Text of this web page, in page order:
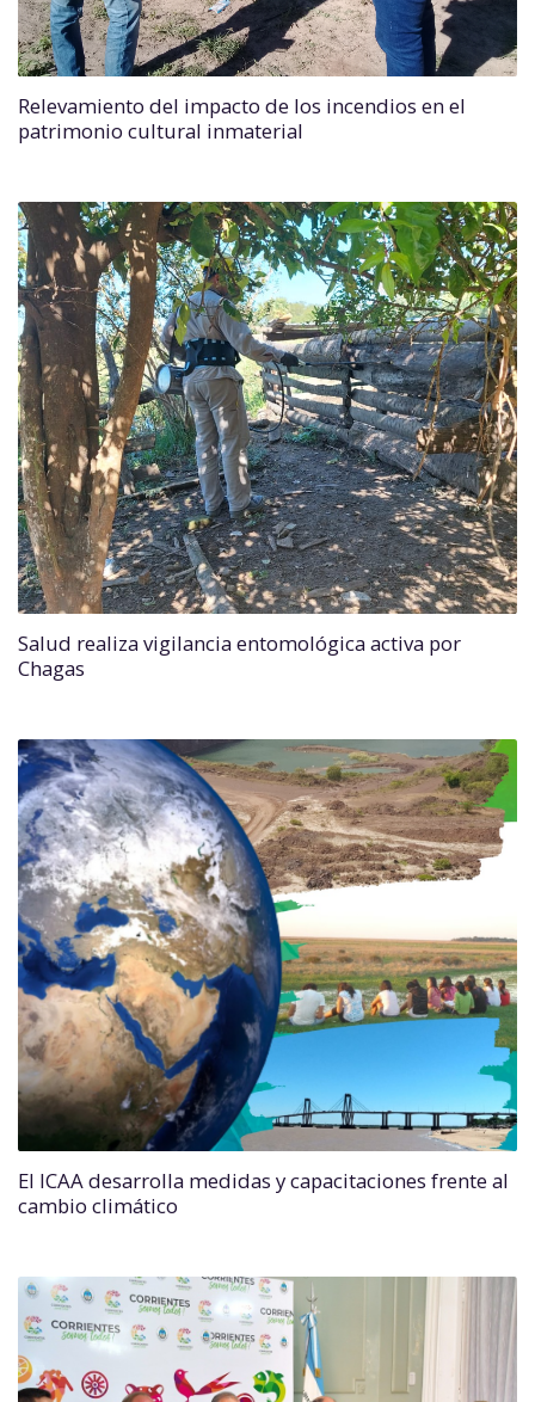
Relevamiento del impacto de los incendios en el
patrimonio cultural inmaterial
Salud realiza vigilancia entomológica activa por
Chagas
El ICAA desarrolla medidas y capacitaciones frente al
cambio climático